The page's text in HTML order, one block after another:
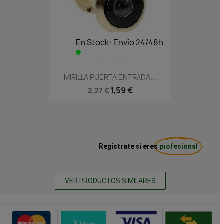
En Stock·Envío 24/48h
MIRILLA PUERTA ENTRADA...
2,27 € 1,59 €
Regístrate si eres profesional
VER PRODUCTOS SIMILARES
Métodos de pago seguros